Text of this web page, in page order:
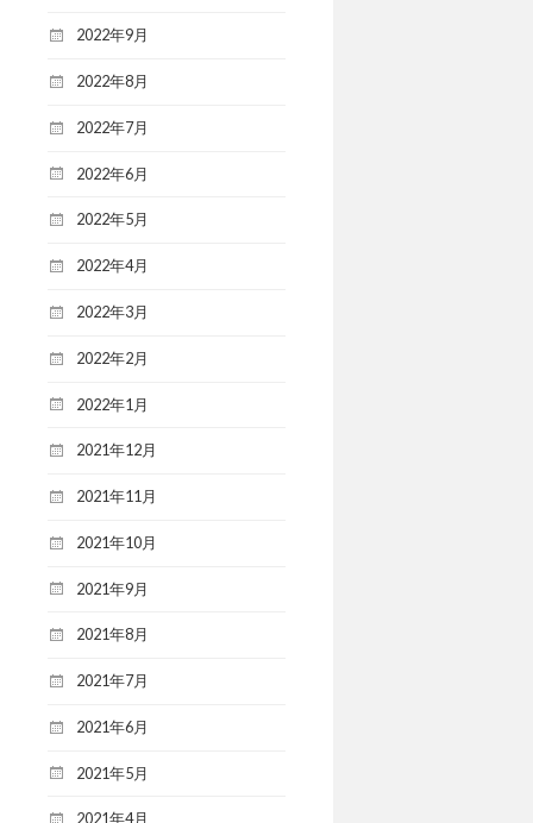
2022年9月
2022年8月
2022年7月
2022年6月
2022年5月
2022年4月
2022年3月
2022年2月
2022年1月
2021年12月
2021年11月
2021年10月
2021年9月
2021年8月
2021年7月
2021年6月
2021年5月
2021年4月